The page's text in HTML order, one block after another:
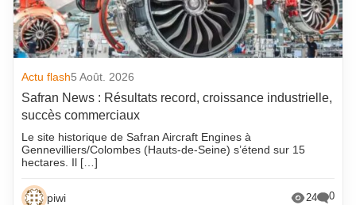
Actu flash5 Août. 2026
Safran News : Résultats record, croissance industrielle,
succès commerciaux
Le site historique de Safran Aircraft Engines à
Gennevilliers/Colombes (Hauts-de-Seine) s’étend sur 15
hectares. Il […]
piwi 24 0